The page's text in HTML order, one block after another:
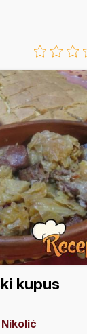
kupus